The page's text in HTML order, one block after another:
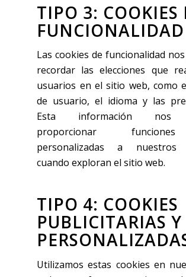
TIPO 3: COOKIES
FUNCIONALIDAD
Las cookies de funcionalidad
recordar las elecciones que
usuarios en el sitio web, como
de usuario, el idioma y las
Esta información nos
proporcionar
personalizadas a nuestros
cuando exploran el sitio web.
TIPO 4: COOKIES
PUBLICITARIAS Y
Utilizamos estas cookies en